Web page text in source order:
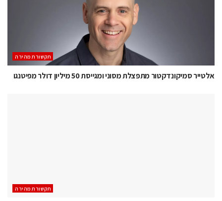
תקשורת מהירה
אלטייר סמיקונדקטור מתפצלת מסוני ומגייסת 50 מיליון דולר מפיטנגו
תקשורת מהירה